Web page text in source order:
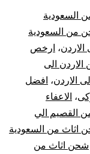
السعودية
من السعودية
الاردن، ارخص
الى
الاردن، افضل
، الاعفاء
القصيم الي
اثاث من السعودية
شحن اثاث من